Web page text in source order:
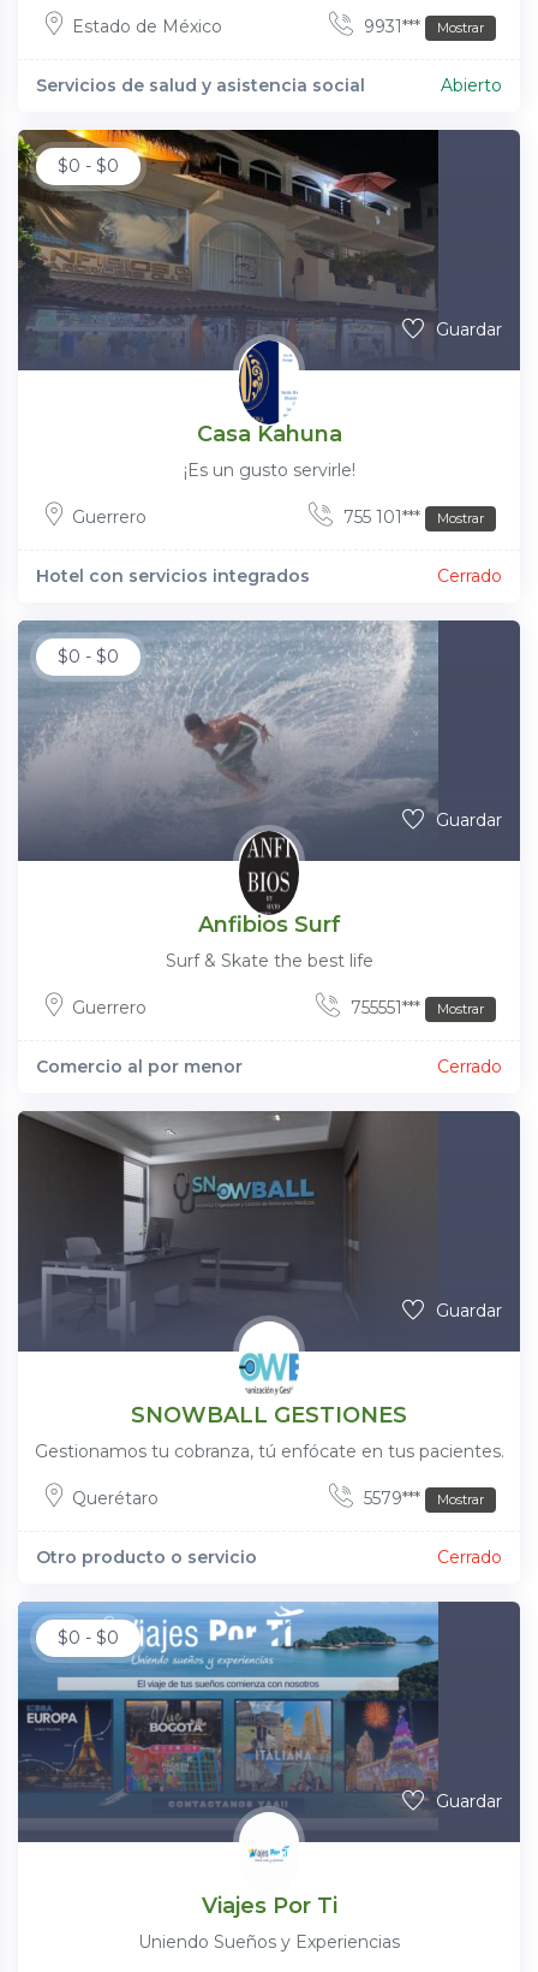
Estado de México 9931*** Mostrar
Servicios de salud y asistencia social Abierto
$0 - $0
Guardar
Casa Kahuna
¡Es un gusto servirle!
Guerrero 755 101*** Mostrar
Hotel con servicios integrados Cerrado
$0 - $0
Guardar
Anfibios Surf
Surf & Skate the best life
Guerrero 755551*** Mostrar
Comercio al por menor Cerrado
Guardar
SNOWBALL GESTIONES
Gestionamos tu cobranza, tú enfócate en tus pacientes.
Querétaro 5579*** Mostrar
Otro producto o servicio Cerrado
$0 - $0
Guardar
Viajes Por Ti
Uniendo Sueños y Experiencias